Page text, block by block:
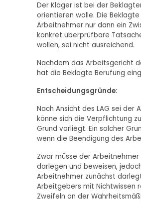
Der Kläger ist bei der
orientieren wolle. Die
Arbeitnehmer nur dann ein
konkret überprüfbare
wollen, sei nicht ausreichend.
Nachdem das Arbeitsgericht
hat die Beklagte Berufung
Entscheidungsgründe:
Nach Ansicht des LAG sei der
könne sich die Verpflichtung
Grund vorliegt. Ein solcher
wenn die Beendigung des
Zwar müsse der
darlegen und beweisen,
Arbeitnehmer zunächst
Arbeitgebers mit Nichtwissen
Zweifeln an der